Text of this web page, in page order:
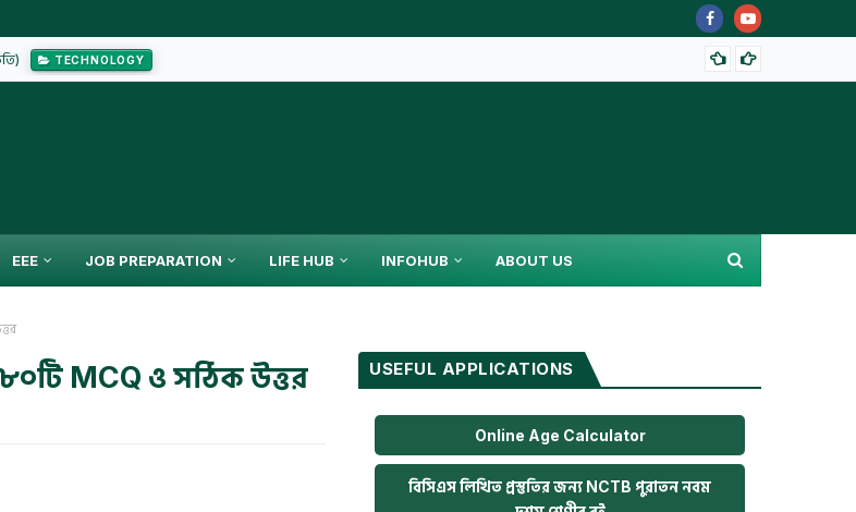
TECHNOLOGY
EEE JOB PREPARATION LIFE HUB INFOHUB ABOUT US
৮০টি MCQ ও সঠিক উত্তর USEFUL APPLICATIONS
Online Age Calculator
বিসিএস লিখিত প্রস্তুতির জন্য NCTB পুরাতন নবম